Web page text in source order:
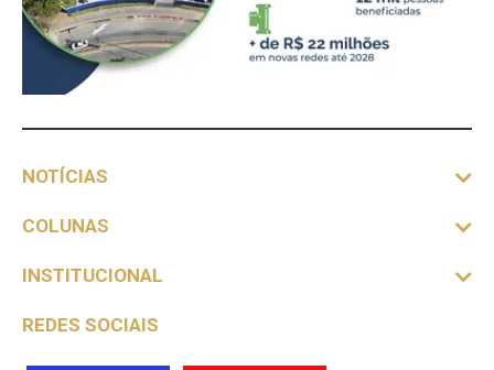
NOTÍCIAS
COLUNAS
INSTITUCIONAL
REDES SOCIAIS